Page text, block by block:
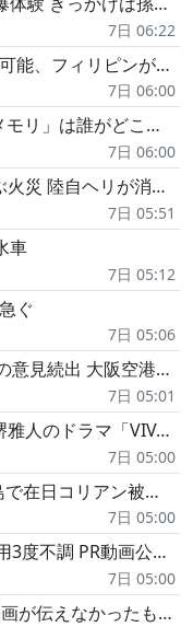
7日 06:22
「バリカタン26」が映し出す、第一列島線防衛の実戦態勢
7日 06:00
誰がどこで入手した?陸上
7日 06:00
陸自ヘリが消火活動へ
7日 05:51
車
7日 05:12
ぐ
7日 05:06
大阪空港周辺市長ら /兵庫
7日 05:01
が大人気 記者が目指すは〝スーパー〟サラリーマン?
7日 05:00
ン被爆者の記憶を語り継ぐ
7日 05:00
PR動画公開、独自養成も
7日 05:00
が伝えなかったもの